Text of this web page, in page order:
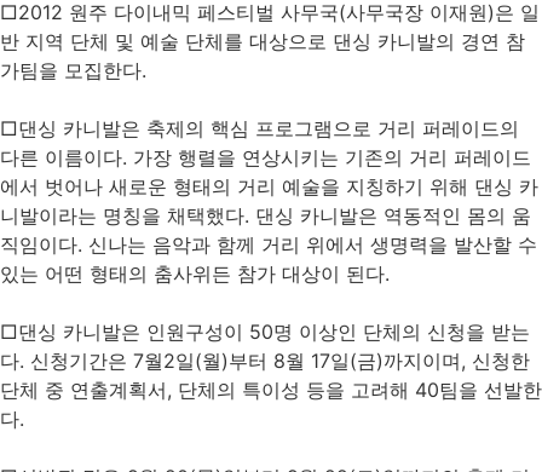
□2012 원주 다이내믹 페스티벌 사무국(사무국장 이재원)은 일
반 지역 단체 및 예술 단체를 대상으로 댄싱 카니발의 경연 참
가팀을 모집한다.
□댄싱 카니발은 축제의 핵심 프로그램으로 거리 퍼레이드의
다른 이름이다. 가장 행렬을 연상시키는 기존의 거리 퍼레이드
에서 벗어나 새로운 형태의 거리 예술을 지칭하기 위해 댄싱 카
니발이라는 명칭을 채택했다. 댄싱 카니발은 역동적인 몸의 움
직임이다. 신나는 음악과 함께 거리 위에서 생명력을 발산할 수
있는 어떤 형태의 춤사위든 참가 대상이 된다.
□댄싱 카니발은 인원구성이 50명 이상인 단체의 신청을 받는
다. 신청기간은 7월2일(월)부터 8월 17일(금)까지이며, 신청한
단체 중 연출계획서, 단체의 특이성 등을 고려해 40팀을 선발한
다.